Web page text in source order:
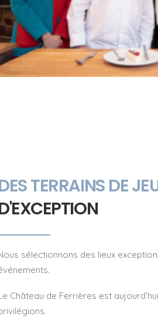
TERRAINS DE
sélectionnons des lieux
Château de Ferrières est